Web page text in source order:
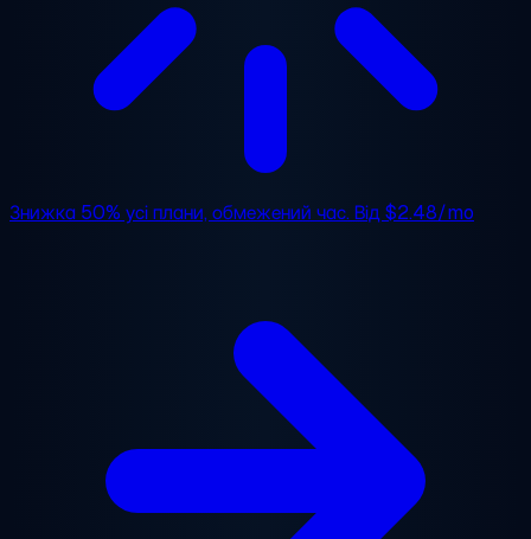
Знижка 50% усі плани, обмежений час. Від$2.48/mo